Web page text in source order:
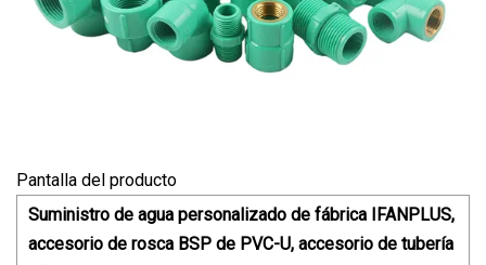
Pantalla del producto
Suministro de agua personalizado de fábrica IFANPLUS,
accesorio de rosca BSP de PVC-U, accesorio de tubería